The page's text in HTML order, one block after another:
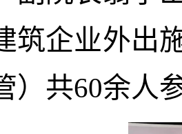
筑企业外出
）共60余人